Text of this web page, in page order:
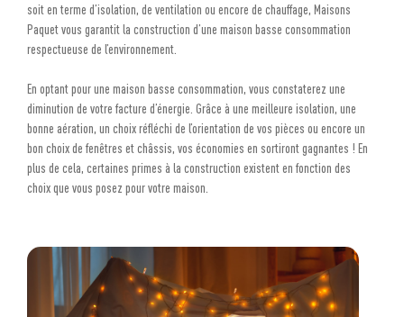
soit en terme d’isolation, de ventilation ou encore de chauffage, Maisons
Paquet vous garantit la construction d’une maison basse consommation
respectueuse de l’environnement.
En optant pour une maison basse consommation, vous constaterez une
diminution de votre facture d’énergie. Grâce à une meilleure isolation, une
bonne aération, un choix réfléchi de l’orientation de vos pièces ou encore un
bon choix de fenêtres et châssis, vos économies en sortiront gagnantes ! En
plus de cela, certaines primes à la construction existent en fonction des
choix que vous posez pour votre maison.